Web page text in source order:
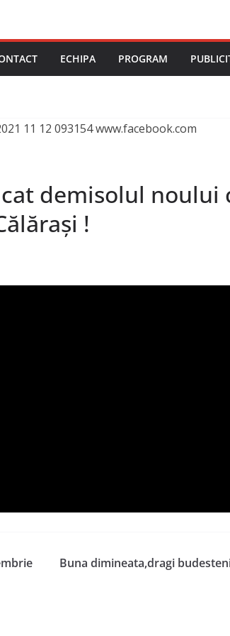
ECHIPA PROGRAM
demisolul noului
!
Buna dimineata,dragi